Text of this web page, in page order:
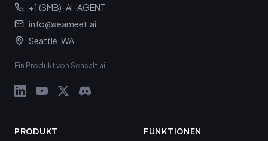
+1 (SMB)-AI-AGENT
info@seameet.ai
Seattle, WA
Ein Produkt von Seasalt.ai
PRODUKT FUNKTIONEN